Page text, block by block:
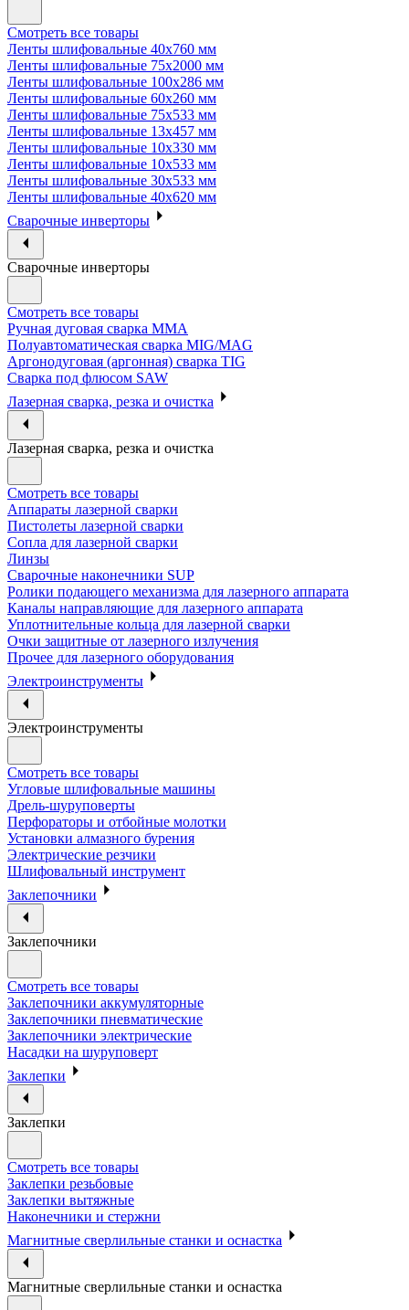
Смотреть все товары
Ленты шлифовальные 40х760 мм
Ленты шлифовальные 75х2000 мм
Ленты шлифовальные 100х286 мм
Ленты шлифовальные 60х260 мм
Ленты шлифовальные 75х533 мм
Ленты шлифовальные 13х457 мм
Ленты шлифовальные 10х330 мм
Ленты шлифовальные 10х533 мм
Ленты шлифовальные 30х533 мм
Ленты шлифовальные 40х620 мм
Сварочные инверторы
Сварочные инверторы
Смотреть все товары
Ручная дуговая сварка MMA
Полуавтоматическая сварка MIG/MAG
Аргонодуговая (аргонная) сварка TIG
Сварка под флюсом SAW
Лазерная сварка, резка и очистка
Лазерная сварка, резка и очистка
Смотреть все товары
Аппараты лазерной сварки
Пистолеты лазерной сварки
Сопла для лазерной сварки
Линзы
Сварочные наконечники SUP
Ролики подающего механизма для лазерного аппарата
Каналы направляющие для лазерного аппарата
Уплотнительные кольца для лазерной сварки
Очки защитные от лазерного излучения
Прочее для лазерного оборудования
Электроинструменты
Электроинструменты
Смотреть все товары
Угловые шлифовальные машины
Дрель-шуруповерты
Перфораторы и отбойные молотки
Установки алмазного бурения
Электрические резчики
Шлифовальный инструмент
Заклепочники
Заклепочники
Смотреть все товары
Заклепочники аккумуляторные
Заклепочники пневматические
Заклепочники электрические
Насадки на шуруповерт
Заклепки
Заклепки
Смотреть все товары
Заклепки резьбовые
Заклепки вытяжные
Наконечники и стержни
Магнитные сверлильные станки и оснастка
Магнитные сверлильные станки и оснастка